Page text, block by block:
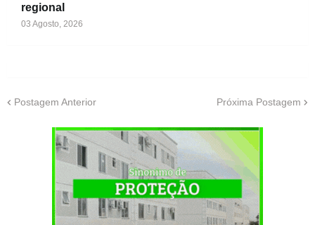
regional
03 Agosto, 2026
Postagem Anterior Próxima Postagem